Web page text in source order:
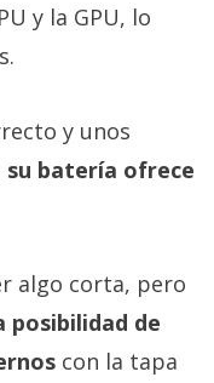
y la GPU, lo
y unos
su batería ofrece
algo corta, pero
posibilidad de
con la tapa